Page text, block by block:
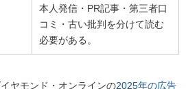
本人発信・PR記事・第三者口
コミ・古い批判を分けて読む
必要がある。
ヤモンド・オンラインの2025年の広告